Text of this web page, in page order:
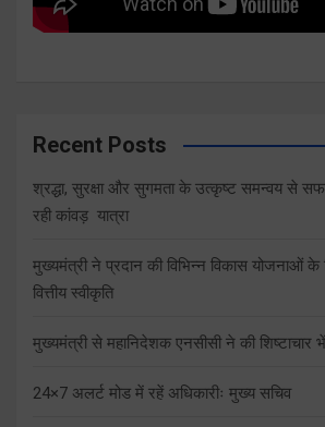
Recent Posts
श्रद्धा, सुरक्षा और सुगमता के उत्कृष्ट समन्वय से
रही कांवड़ यात्रा
मुख्यमंत्री ने प्रदान की विभिन्न विकास योजनाओं
वित्तीय स्वीकृति
मुख्यमंत्री से महानिदेशक एनसीसी ने की शिष्टाचार
24×7 अलर्ट मोड में रहें अधिकारीः मुख्य सचिव